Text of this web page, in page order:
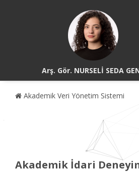
Arş. Gör. NURSELİ SEDA
Akademik Veri Yönetim Sistemi
Akademik İdari